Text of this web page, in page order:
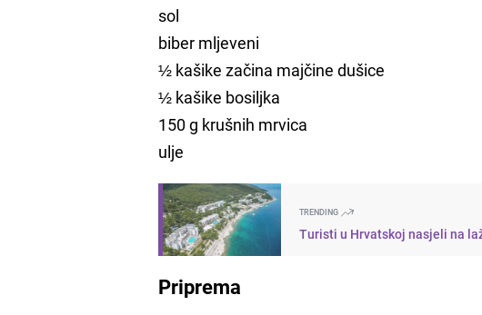
sol
biber mljeveni
½ kašike začina majčine dušice
½ kašike bosiljka
150 g krušnih mrvica
ulje
TRENDING
Turisti u Hrvatskoj nasjeli na
Priprema